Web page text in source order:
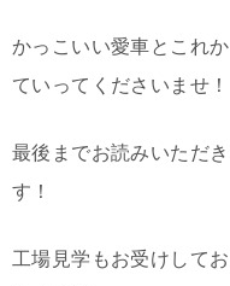
かっこいい愛車とこれ
ていってくださいませ！
最後までお読みいただ
す！
工場見学もお受けして